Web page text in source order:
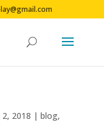
2, 2018 | blog,